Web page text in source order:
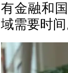
有金融和
域需要时间